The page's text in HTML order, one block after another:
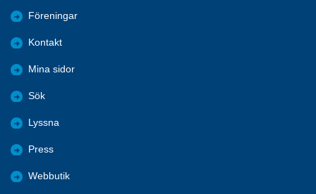
Föreningar
Kontakt
Mina sidor
Sök
Lyssna
Press
Webbutik